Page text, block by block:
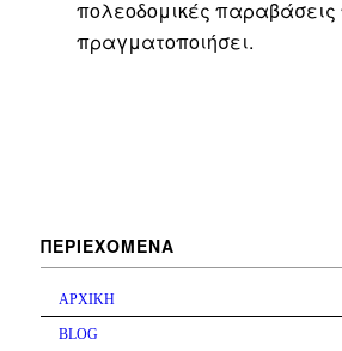
πολεοδομικές παραβάσεις
πραγματοποιήσει.
ΠΕΡΙΕΧΟΜΕΝΑ
ΑΡΧΙΚΗ
BLOG